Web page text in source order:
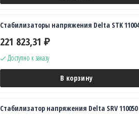
Стабилизаторы напряжения Delta STK
221 823,31 ₽
Доступно к заказу
В корзину
Стабилизатор напряжения Delta SRV 110050